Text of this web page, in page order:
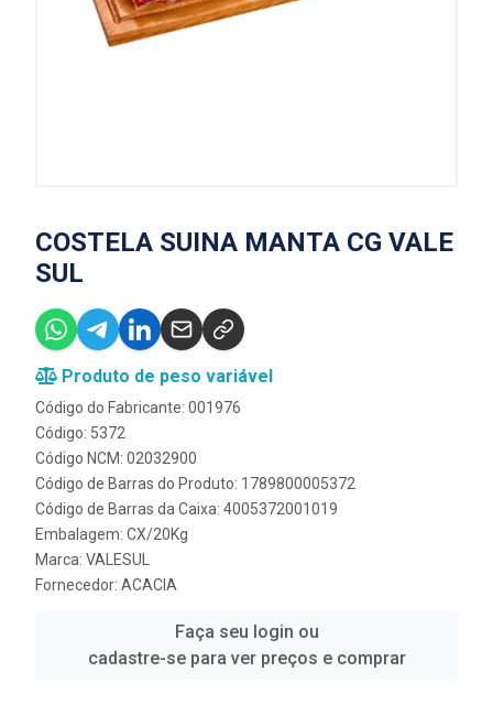
COSTELA SUINA MANTA CG VALE
SUL
Produto de peso variável
Código do Fabricante: 001976
Código: 5372
Código NCM: 02032900
Código de Barras do Produto: 1789800005372
Código de Barras da Caixa: 4005372001019
Embalagem: CX/20Kg
Marca: VALESUL
Fornecedor: ACACIA
Faça seu login ou
cadastre-se para ver preços e comprar